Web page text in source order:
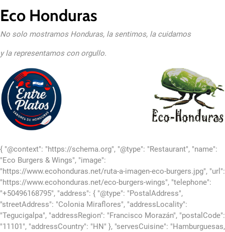
Eco Honduras
No solo mostramos Honduras, la sentimos, la cuidamos
y la representamos con orgullo.
{ "@context": "https://schema.org", "@type": "Restaurant", "name":
"Eco Burgers & Wings", "image":
"https://www.ecohonduras.net/ruta-a-imagen-eco-burgers.jpg", "url":
"https://www.ecohonduras.net/eco-burgers-wings", "telephone":
"+50496168795", "address": { "@type": "PostalAddress",
"streetAddress": "Colonia Miraflores", "addressLocality":
"Tegucigalpa", "addressRegion": "Francisco Morazán", "postalCode":
"11101", "addressCountry": "HN" }, "servesCuisine": "Hamburguesas,